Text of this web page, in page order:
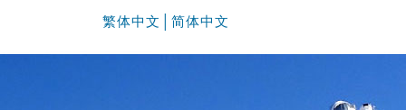
繁体中文 简体中文